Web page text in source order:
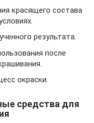
красящего состава
результата.
после
окраски.
средства для